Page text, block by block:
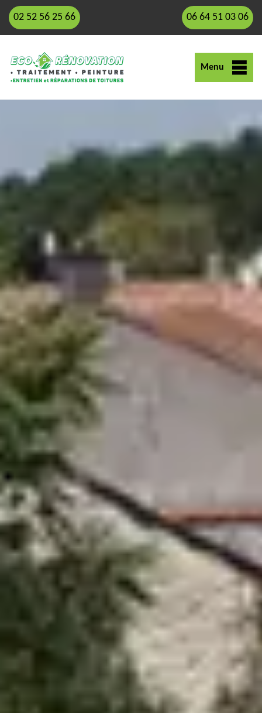
02 52 56 25 66 06 64 51 03 06
Menu